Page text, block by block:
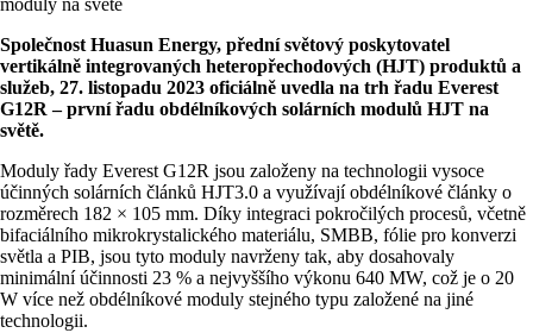
Společnost Huasun Energy, přední světový poskytovatel
vertikálně integrovaných heteropřechodových (HJT) produktů a
služeb, 27. listopadu 2023 oficiálně uvedla na trh řadu Everest
G12R – první řadu obdélníkových solárních modulů HJT na
světě.
Moduly řady Everest G12R jsou založeny na technologii vysoce
účinných solárních článků HJT3.0 a využívají obdélníkové články o
rozměrech 182 × 105 mm. Díky integraci pokročilých procesů, včetně
bifaciálního mikrokrystalického materiálu, SMBB, fólie pro konverzi
světla a PIB, jsou tyto moduly navrženy tak, aby dosahovaly
minimální účinnosti 23 % a nejvyššího výkonu 640 MW, což je o 20
W více než obdélníkové moduly stejného typu založené na jiné
technologii.